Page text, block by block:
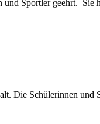
Sportler geehrt.
Schülerinnen und